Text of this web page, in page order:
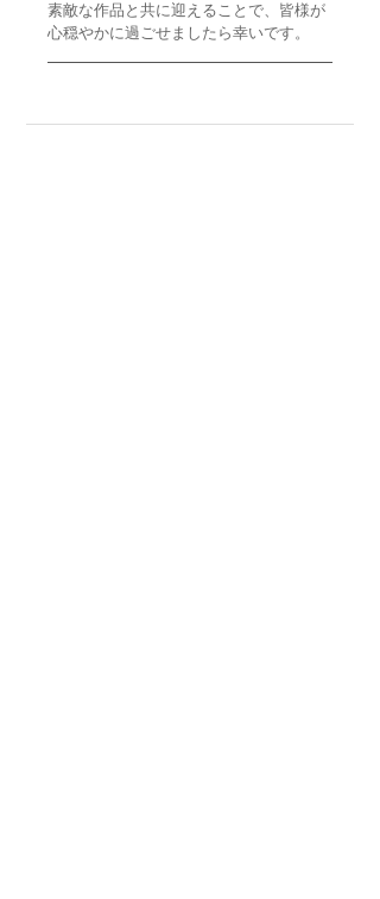
素敵な作品と共に迎えることで、皆様が
心穏やかに過ごせましたら幸いです。